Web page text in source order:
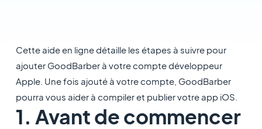
Cette aide en ligne détaille les étapes à suivre pour
ajouter GoodBarber à votre compte développeur
Apple. Une fois ajouté à votre compte, GoodBarber
pourra vous aider à compiler et publier votre app iOS.
1. Avant de commencer